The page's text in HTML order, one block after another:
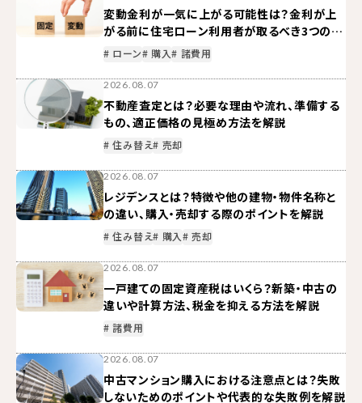
変動金利が一気に上がる可能性は？金利が上
がる前に住宅ローン利用者が取るべき3つの対
策
# ローン# 購入# 諸費用
2026.08.07
不動産査定とは？必要な理由や流れ、準備する
もの、適正価格の見極め方法を解説
# 住み替え# 売却
2026.08.07
レジデンスとは？特徴や他の建物・物件名称と
の違い、購入・売却する際のポイントを解説
# 住み替え# 購入# 売却
2026.08.07
一戸建ての固定資産税はいくら？新築・中古の
違いや計算方法、税金を抑える方法を解説
# 諸費用
2026.08.07
中古マンション購入における注意点とは？失敗
しないためのポイントや代表的な失敗例を解説